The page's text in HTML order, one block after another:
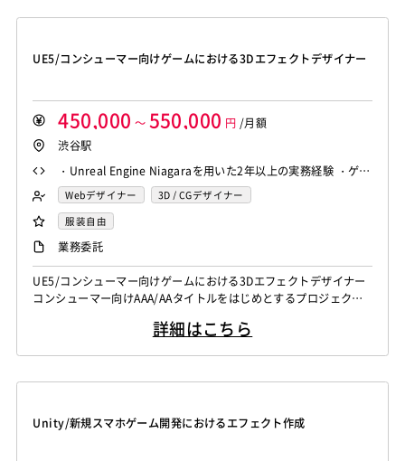
UE5/コンシューマー向けゲームにおける3Dエフェクトデザイナー
450,000 ～ 550,000 円 /月額
渋谷駅
・Unreal Engine Niagaraを用いた2年以上の実務経験 ・ゲー
ム開発における3Dエフェクト制作の3年以上の実務経験
Webデザイナー
3D / CGデザイナー
エフェクトデザイナー
服装自由
業務委託
UE5/コンシューマー向けゲームにおける3Dエフェクトデザイナー
コンシューマー向けAAA/AAタイトルをはじめとするプロジェクト
複数プロジェクトの中から、適正に応じたプロジェクトに参画し、
フェ...
詳細はこちら
Unity/新規スマホゲーム開発におけるエフェクト作成